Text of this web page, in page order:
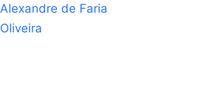
Alexandre de Faria
Oliveira